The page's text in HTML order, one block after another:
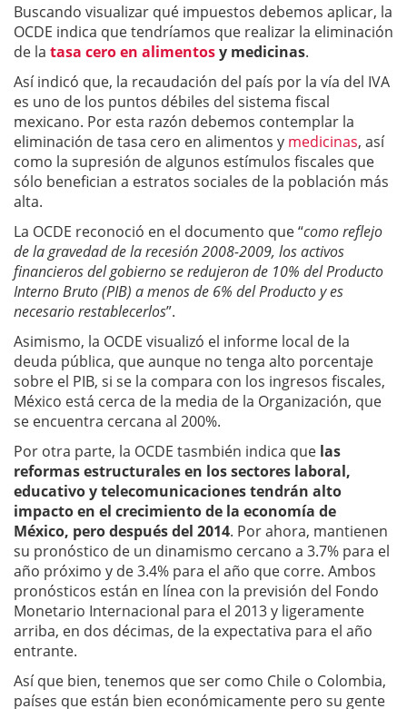
Buscando visualizar qué impuestos debemos aplicar, la
OCDE indica que tendríamos que realizar la eliminación
de la tasa cero en alimentosy medicinas.
Así indicó que, la recaudación del país por la vía del IVA
es uno de los puntos débiles del sistema fiscal
mexicano. Por esta razón debemos contemplar la
eliminación de tasa cero en alimentos y medicinas, así
como la supresión de algunos estímulos fiscales que
sólo benefician a estratos sociales de la población más
alta.
La OCDE reconoció en el documento que “como reflejo
de la gravedad de la recesión 2008-2009, los activos
financieros del gobierno se redujeron de 10% del Producto
Interno Bruto (PIB) a menos de 6% del Producto y es
necesario restablecerlos”.
Asimismo, la OCDE visualizó el informe local de la
deuda pública, que aunque no tenga alto porcentaje
sobre el PIB, si se la compara con los ingresos fiscales,
México está cerca de la media de la Organización, que
se encuentra cercana al 200%.
Por otra parte, la OCDE tasmbién indica que las
reformas estructurales en los sectores laboral,
educativo y telecomunicaciones tendrán alto
impacto en el crecimiento de la economía de
México, pero después del 2014. Por ahora, mantienen
su pronóstico de un dinamismo cercano a 3.7% para el
año próximo y de 3.4% para el año que corre. Ambos
pronósticos están en línea con la previsión del Fondo
Monetario Internacional para el 2013 y ligeramente
arriba, en dos décimas, de la expectativa para el año
entrante.
Así que bien, tenemos que ser como Chile o Colombia,
países que están bien económicamente pero su gente